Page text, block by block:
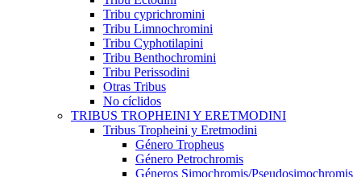
Tribu cyprichromini
Tribu Limnochromini
Tribu Cyphotilapini
Tribu Benthochromini
Tribu Perissodini
Otras Tribus
No cíclidos
TRIBUS TROPHEINI Y ERETMODINI
Tribus Tropheini y Eretmodini
Género Tropheus
Género Petrochromis
Géneros Simochromis/Pseudosimochromis